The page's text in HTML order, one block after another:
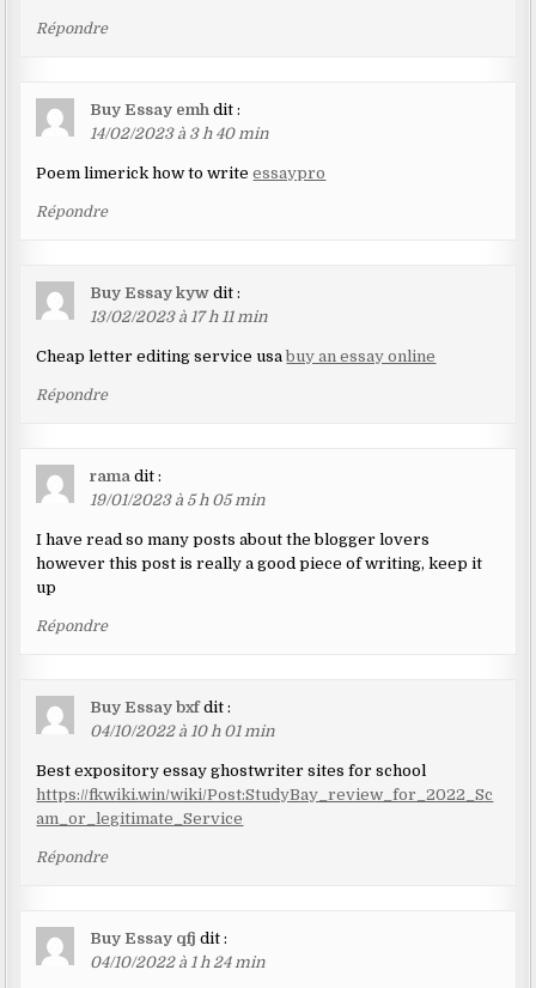
Répondre
Buy Essay emh dit :
14/02/2023 à 3 h 40 min
Poem limerick how to writeessaypro
Répondre
Buy Essay kyw dit :
13/02/2023 à 17 h 11 min
Cheap letter editing service usabuy an essay online
Répondre
rama dit :
19/01/2023 à 5 h 05 min
I have read so many posts about the blogger lovers
however this post is really a good piece of writing, keep it
up
Répondre
Buy Essay bxf dit :
04/10/2022 à 10 h 01 min
Best expository essay ghostwriter sites for school
https://fkwiki.win/wiki/Post:StudyBay_review_for_2022_Sc
am_or_legitimate_Service
Répondre
Buy Essay qfj dit :
04/10/2022 à 1 h 24 min